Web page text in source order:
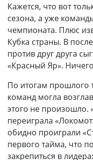
Кажется, что вот
сезона, а уже
чемпионата. Плюс
Кубка страны. В
против друг друга
«Красный Яр».
По итогам прошлого
команд могла
этого не произошло.
переиграла
обидно проиграли
первого тайма, что
закрепиться в